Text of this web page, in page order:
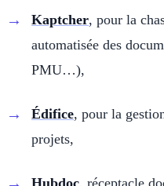
Kaptcher, pour la
automatisée des
PMU…),
Édifice, pour la
projets,
Hubdoc, réceptacle